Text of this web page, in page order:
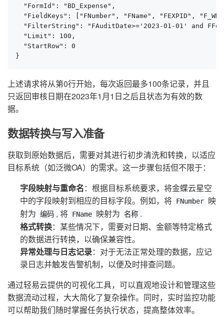
  "FormId": "BD_Expense",
"FieldKeys": ["FNumber", "FName", "FEXPID",
"FilterString": "FAuditDate>='2023-01-01' and
  "Limit": 100,
  "StartRow": 0
}
上述请求将从第0行开始，每次返回最多100条记录，并且
只返回审核日期在2023年1月1日之后且状态为有效的数
据。
数据转换与写入准备
获取到原始数据后，需要对其进行初步清洗和转换，以适应
目标系统（如泛微OA）的需求。这一步骤包括但不限于：
字段映射与重命名：根据目标系统要求，将金蝶云星空
中的字段映射到相应的目标字段。例如，将 FNumber 映
射为 编码 , 将 FName 映射为 名称 .
格式转换：某些情况下，需要对日期、金额等特定格式
的数据进行转换，以确保兼容性。
异常处理与日志记录：对于无法正常处理的数据，应记
录日志并触发告警机制，以便及时排查问题。
通过轻易云提供的可视化工具，可以直观地设计和管理这些
数据流动过程，大大简化了复杂操作。同时，实时监控功能
可以帮助我们随时掌握任务执行状态，提高整体效率。